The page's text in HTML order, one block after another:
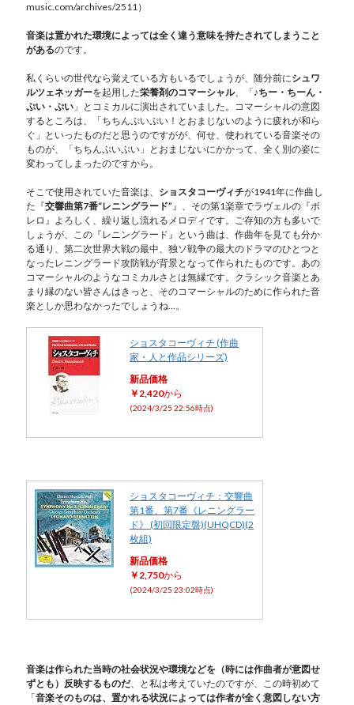
music.com/archives/2511）
音楽は置かれた環境によっては全く違う意味を持たされてしまうこと
があるのです。
私くらいの世代なら覚えている方もいるでしょうが、随分前にシュワ
ルツェネッガーを起用した栄養剤のコマーシャル、「♪ちー・ちーん・
ぷい・ぷい 」とコミカルに演出されていました。コマーシャルの意図
するところは、「ちちんぷいぷい！とおまじないのように疲れが和ら
ぐ」といったものだと思うのですがが、何せ、使われている音楽その
ものが、「ちちんぷいぷい」とおまじないにかかって、全く別の姿に
変わってしまったのですから。
そこで使用されていた音楽は、 ショスタコーヴィチが1941年に作曲し
た『交響曲第7番“レニングラード”』、その第1楽章でラヴェルの『ボ
レロ』よろしく、繰り返し流れるメロディです。ご存知の方も多いで
しょうが、この『レニングラード』という曲は、作曲年を見ても分か
る通り、第二次世界大戦の最中、独ソ戦争の最大のドラマのひとつと
なったレニングラード攻防戦が背景となって作られたものです。あの
コマーシャルのようなコミカルさとは無縁です。クラシック音楽とあ
まり縁のない皆さんはきっと、そのコマーシャルのために作られた音
楽としか思わなかったでしょうね…。
ショスタコーヴィチ (作曲
家・人と作品シリーズ)
新品価格
￥2,420から
(2024/3/25 22:56時点)
ショスタコーヴィチ：交響曲
第1番、第7番《レニングラー
ド》 (初回限定盤)(UHQCD)(2
枚組)
新品価格
￥2,750から
(2024/3/25 23:02時点)
音楽は作られた当時の社会状況や環境などを（時には作曲者が意図せ
ずとも）反映するものだ、と私は考えていたのですが、この時初めて
「音楽そのものは、置かれる状況によっては作者が全く意図しない方